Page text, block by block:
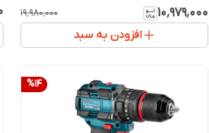
۱۰٬۹۷۹٬۰۰۰ ۱۹٬۹۸۰٬۰۰۰
افزودن به سبد
%14